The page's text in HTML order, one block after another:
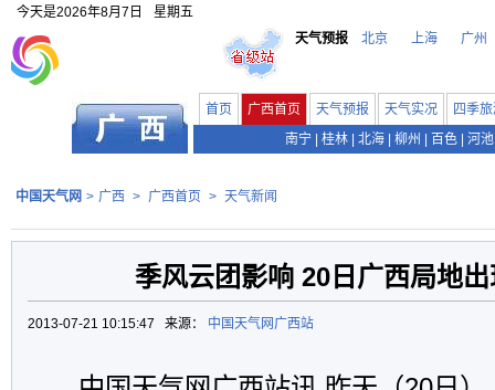
今天是2026年8月7日
星期五
天气预报
北京 上海 广州
首页 广西首页 天气预报 天气实况
四季
南宁
桂林 北海 柳州 百色 河池
中国天气网 > 广西 > 广西首页 > 天气新闻
季风云团影响 20日广西局地
2013-07-21 10:15:47 来源： 中国天气网广西站